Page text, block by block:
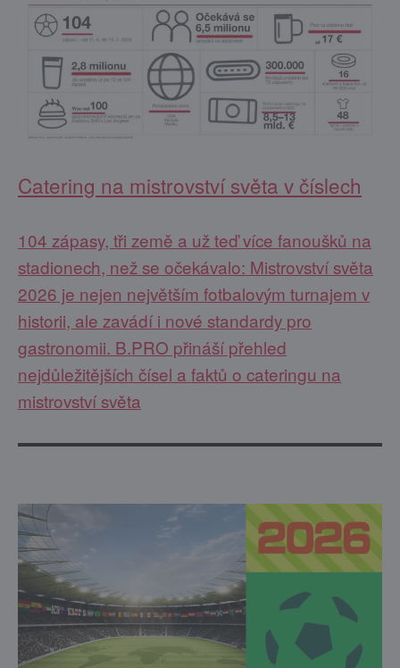
Catering na mistrovství světa v číslech
104 zápasy, tři země a už teď více fanoušků na
stadionech, než se očekávalo: Mistrovství světa
2026 je nejen největším fotbalovým turnajem v
historii, ale zavádí i nové standardy pro
gastronomii. B.PRO přináší přehled
nejdůležitějších čísel a faktů o cateringu na
mistrovství světa